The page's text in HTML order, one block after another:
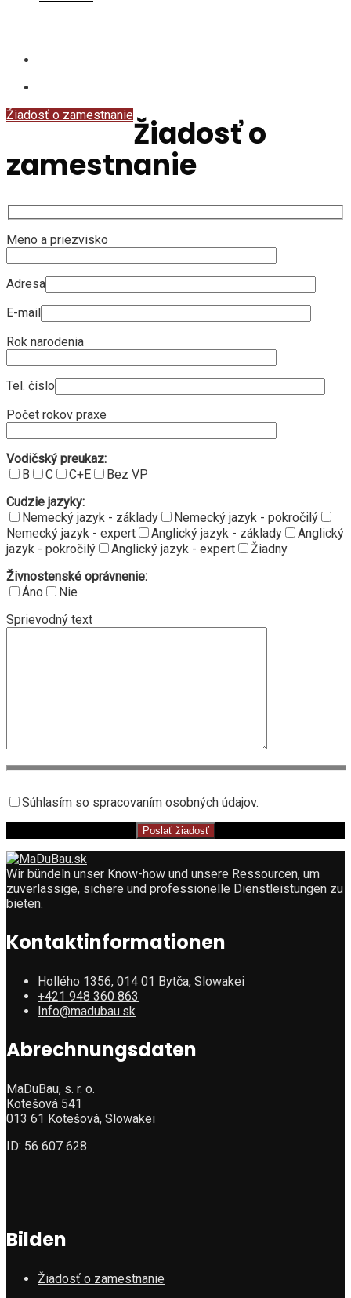
Žiadosť o zamestnanieŽiadosť o
zamestnanie
Meno a priezvisko
Adresa
E-mail
Rok narodenia
Tel. číslo
Počet rokov praxe
Vodičský preukaz:
B
C C+E
Bez VP
Cudzie jazyky:
Nemecký jazyk - základy
Nemecký jazyk - pokročilý
Nemecký jazyk - expert
Anglický jazyk - základy
Anglický
jazyk - pokročilý
Anglický jazyk - expert
Žiadny
Živnostenské oprávnenie:
Áno
Nie
Sprievodný text
Súhlasím so spracovaním osobných údajov.
Wir bündeln unser Know-how und unsere Ressourcen, um
zuverlässige, sichere und professionelle Dienstleistungen zu
bieten.
Kontaktinformationen
Hollého 1356, 014 01 Bytča, Slowakei
+421 948 360 863
Info@madubau.sk
Abrechnungsdaten
MaDuBau, s. r. o.
Kotešová 541
013 61 Kotešová, Slowakei
ID: 56 607 628
Bilden
Žiadosť o zamestnanie